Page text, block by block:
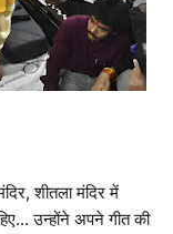
शीतला मंदिर में
उन्होंने अपने गीत की